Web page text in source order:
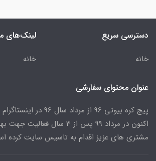
دسترسی سریع
خانه
لینک‌های
خانه
عنوان محتوای سفارشی
پیج کره بیوتی 96 از مرداد
اکنون در مرداد 99 پس از 3 سال
مشتری های عزیز اقدام به تاسیس سایت کرده